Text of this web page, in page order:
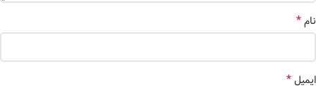
نام*
ایمیل*